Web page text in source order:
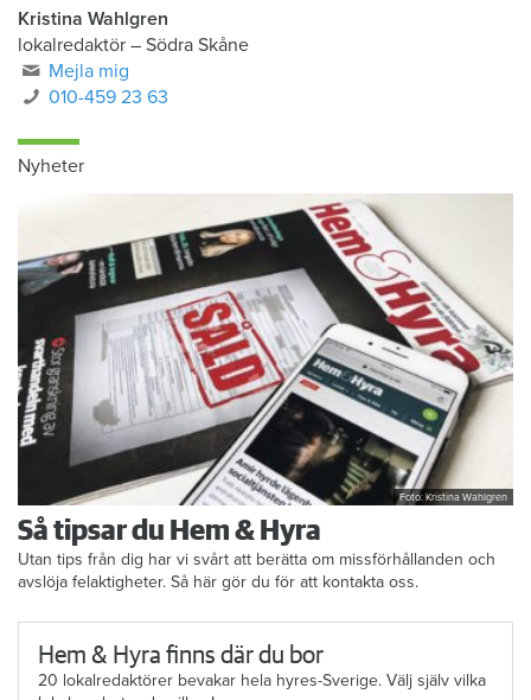
Kristina Wahlgren
lokalredaktör – Södra Skåne
Mejla mig
010-459 23 63
Nyheter
Foto: Kristina Wahlgren
Så tipsar du Hem & Hyra
Utan tips från dig har vi svårt att berätta om missförhållanden och
avslöja felaktigheter. Så här gör du för att kontakta oss.
Hem & Hyra finns där du bor
20 lokalredaktörer bevakar hela hyres-Sverige. Välj själv vilka